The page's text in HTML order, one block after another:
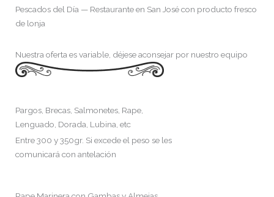
Pescados del Día — Restaurante en San José con producto fresco
de lonja
Nuestra oferta es variable, déjese aconsejar por nuestro equipo
Pargos, Brecas, Salmonetes, Rape,
Lenguado, Dorada, Lubina, etc
Entre 300 y 350gr. Si excede el peso se les
comunicará con antelación